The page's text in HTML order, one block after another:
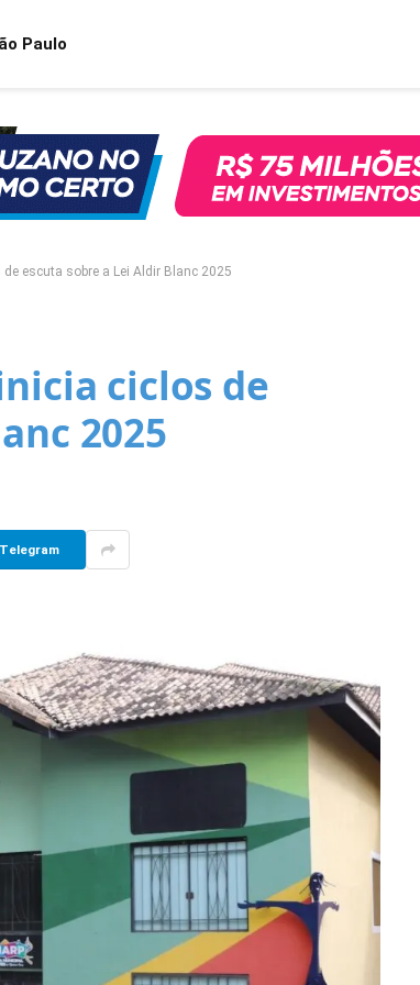
Paulo
escuta sobre a Lei Aldir Blanc 2025
ciclos de
2025
Telegram